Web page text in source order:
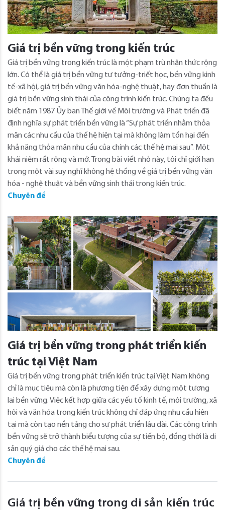
Giá trị bền vững trong kiến trúc
Giá trị bền vững trong kiến trúc là một phạm trù nhận thức rộng
lớn. Có thể là giá trị bền vững tư tưởng-triết học, bền vững kinh
tế-xã hội, giá trị bền vững văn hóa-nghệ thuật, hay đơn thuần là
giá trị bền vững sinh thái của công trình kiến trúc. Chúng ta đều
biết năm 1987 Ủy ban Thế giới về Môi trường và Phát triển đã
định nghĩa sự phát triển bền vững là “Sự phát triển nhằm thỏa
mãn các nhu cầu của thế hệ hiện tại mà không làm tổn hại đến
khả năng thỏa mãn nhu cầu của chính các thế hệ mai sau”. Một
khái niệm rất rộng và mở. Trong bài viết nhỏ này, tôi chỉ giới hạn
trong một vài suy nghĩ không hệ thống về giá trị bền vững văn
hóa - nghệ thuật và bền vững sinh thái trong kiến trúc.
Chuyên đề
Giá trị bền vững trong phát triển kiến
trúc tại Việt Nam
Giá trị bền vững trong phát triển kiến trúc tại Việt Nam không
chỉ là mục tiêu mà còn là phương tiện để xây dựng một tương
lai bền vững. Việc kết hợp giữa các yếu tố kinh tế, môi trường, xã
hội và văn hóa trong kiến trúc không chỉ đáp ứng nhu cầu hiện
tại mà còn tạo nền tảng cho sự phát triển lâu dài. Các công trình
bền vững sẽ trở thành biểu tượng của sự tiến bộ, đồng thời là di
sản quý giá cho các thế hệ mai sau.
Chuyên đề
Giá trị bền vững trong di sản kiến trúc